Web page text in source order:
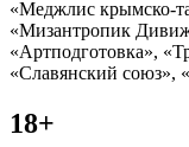
«Меджлис крымско-
«Мизантропик
«Артподготовка»,
«Славянский союз»,
18+